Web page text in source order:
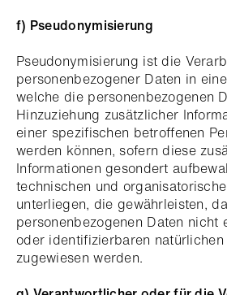
f) Pseudonymisierung
Pseudonymisierung ist die
personenbezogener Daten in
welche die personenbezogenen
Hinzuziehung zusätzlicher
einer spezifischen betroffenen
werden können, sofern diese
Informationen gesondert
technischen und
unterliegen, die gewährleisten,
personenbezogenen Daten nicht
oder identifizierbaren natürlichen
zugewiesen werden.